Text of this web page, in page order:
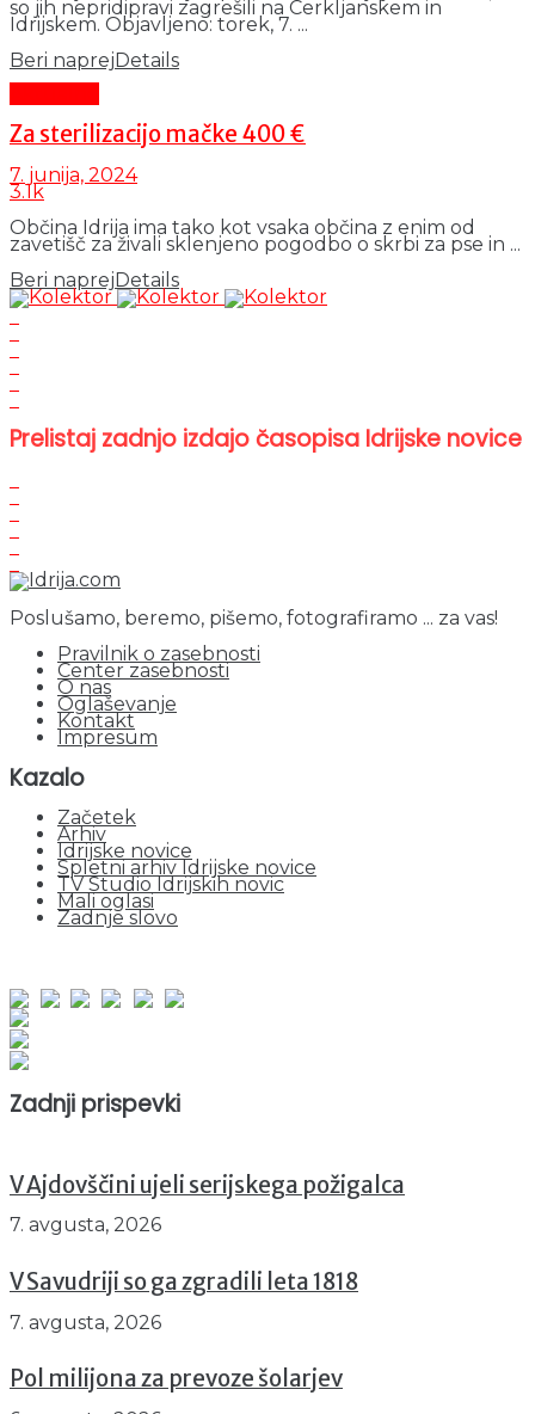
so jih nepridipravi zagrešili na Cerkljanskem in
Idrijskem. Objavljeno: torek, 7. ...
Beri naprejDetails
Za sterilizacijo mačke 400 €
7. junija, 2024
3.1k
Občina Idrija ima tako kot vsaka občina z enim od
zavetišč za živali sklenjeno pogodbo o skrbi za pse in ...
Beri naprejDetails
Prelistaj zadnjo izdajo časopisa Idrijske novice
Poslušamo, beremo, pišemo, fotografiramo ... za vas!
Pravilnik o zasebnosti
Center zasebnosti
O nas
Oglaševanje
Kontakt
Impresum
Kazalo
Začetek
Arhiv
Idrijske novice
Spletni arhiv Idrijske novice
TV Studio Idrijskih novic
Mali oglasi
Zadnje slovo
Zadnji prispevki
V Ajdovščini ujeli serijskega požigalca
7. avgusta, 2026
V Savudriji so ga zgradili leta 1818
7. avgusta, 2026
Pol milijona za prevoze šolarjev